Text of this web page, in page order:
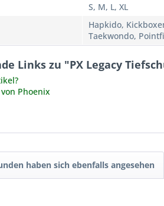
S, M, L, XL
Hapkido,
Taekwondo,
Links zu "PX Legacy
Phoenix
haben sich ebenfalls angesehen